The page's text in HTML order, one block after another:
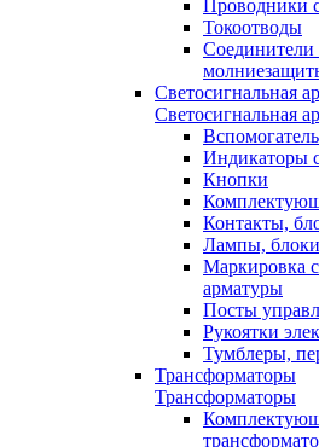
Проводники
Токоотводы
Соединители
Светосигнальная
Светосигнальная
Индикаторы
Кнопки
Контакты,
Лампы,
Маркировка
арматуры
Посты
Рукоятки
Тумблеры,
Трансформаторы
Трансформаторы